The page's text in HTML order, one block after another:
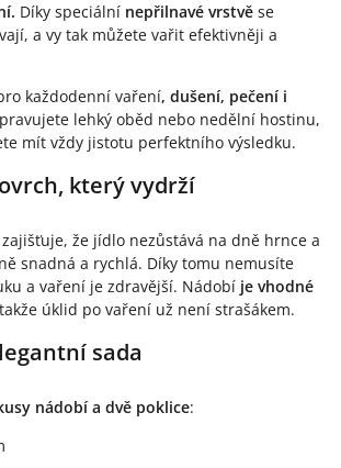
Díky speciální nepřilnavé vrstvě se
a vy tak můžete vařit efektivněji a
každodenní vaření, dušení, pečení i
lehký oběd nebo nedělní hostinu,
mít vždy jistotu perfektního výsledku.
který vydrží
zajišťuje, že jídlo nezůstává na dně hrnce a
snadná a rychlá. Díky tomu nemusíte
a vaření je zdravější. Nádobí je vhodné
úklid po vaření už není strašákem.
sada
nádobí a dvě poklice: